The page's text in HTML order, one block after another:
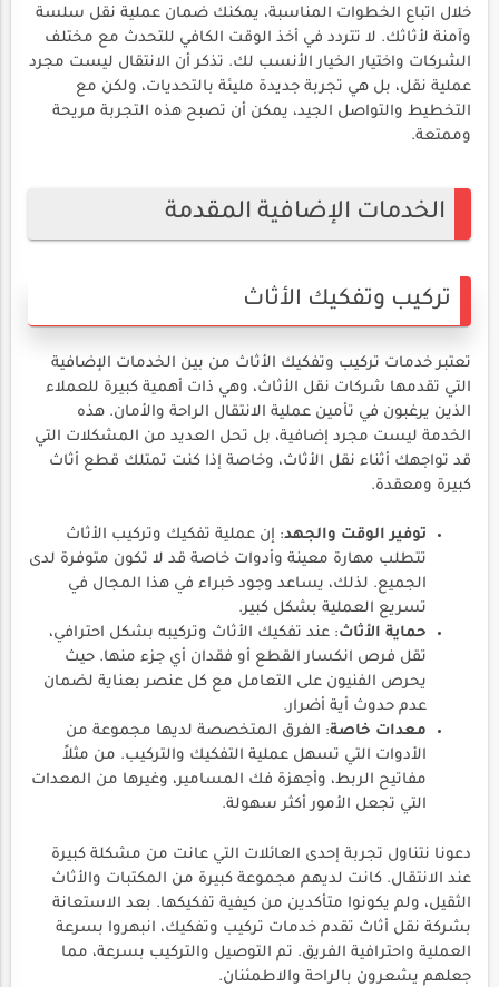
خلال اتباع الخطوات المناسبة، يمكنك ضمان عملية نقل سلسة
وآمنة لأثاثك. لا تتردد في أخذ الوقت الكافي للتحدث مع مختلف
الشركات واختيار الخيار الأنسب لك. تذكر أن الانتقال ليست مجرد
عملية نقل، بل هي تجربة جديدة مليئة بالتحديات، ولكن مع
التخطيط والتواصل الجيد، يمكن أن تصبح هذه التجربة مريحة
وممتعة.
الخدمات الإضافية المقدمة
تركيب وتفكيك الأثاث
تعتبر خدمات تركيب وتفكيك الأثاث من بين الخدمات الإضافية
التي تقدمها شركات نقل الأثاث، وهي ذات أهمية كبيرة للعملاء
الذين يرغبون في تأمين عملية الانتقال الراحة والأمان. هذه
الخدمة ليست مجرد إضافية، بل تحل العديد من المشكلات التي
قد تواجهك أثناء نقل الأثاث، وخاصة إذا كنت تمتلك قطع أثاث
كبيرة ومعقدة.
توفير الوقت والجهد: إن عملية تفكيك وتركيب الأثاث
تتطلب مهارة معينة وأدوات خاصة قد لا تكون متوفرة لدى
الجميع. لذلك، يساعد وجود خبراء في هذا المجال في
تسريع العملية بشكل كبير.
حماية الأثاث: عند تفكيك الأثاث وتركيبه بشكل احترافي،
تقل فرص انكسار القطع أو فقدان أي جزء منها. حيث
يحرص الفنيون على التعامل مع كل عنصر بعناية لضمان
عدم حدوث أية أضرار.
معدات خاصة: الفرق المتخصصة لديها مجموعة من
الأدوات التي تسهل عملية التفكيك والتركيب. من مثلاً
مفاتيح الربط، وأجهزة فك المسامير، وغيرها من المعدات
التي تجعل الأمور أكثر سهولة.
دعونا نتناول تجربة إحدى العائلات التي عانت من مشكلة كبيرة
عند الانتقال. كانت لديهم مجموعة كبيرة من المكتبات والأثاث
الثقيل، ولم يكونوا متأكدين من كيفية تفكيكها. بعد الاستعانة
بشركة نقل أثاث تقدم خدمات تركيب وتفكيك، انبهروا بسرعة
العملية واحترافية الفريق. تم التوصيل والتركيب بسرعة، مما
جعلهم يشعرون بالراحة والاطمئنان.